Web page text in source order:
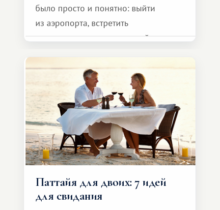
было просто и понятно: выйти
из аэропорта, встретить
представителя транспортной
и спокойно доехать до курорта.
Паттайя для двоих: 7 идей
для свидания